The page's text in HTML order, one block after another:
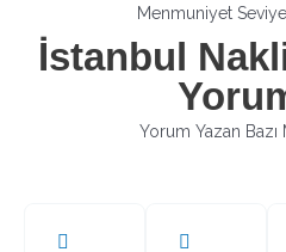
Menmuniyet
İstanbul
Yorum Yazan